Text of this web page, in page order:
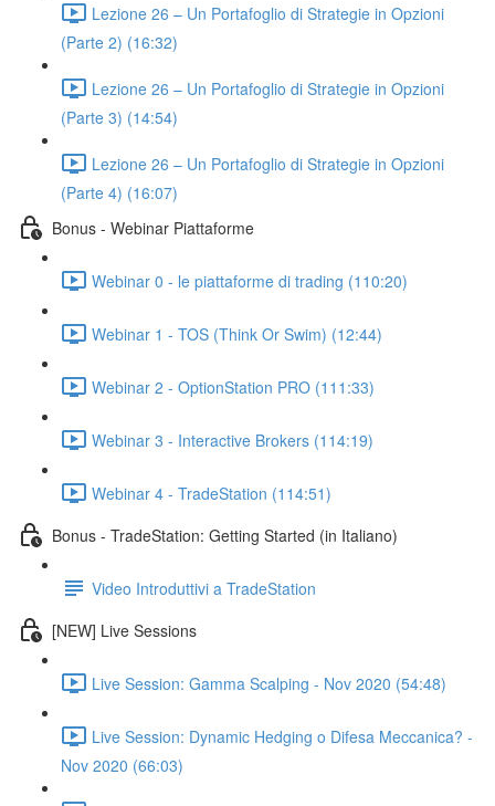
Lezione 26 – Un Portafoglio di Strategie in Opzioni
(Parte 2) (16:32)
Lezione 26 – Un Portafoglio di Strategie in Opzioni
(Parte 3) (14:54)
Lezione 26 – Un Portafoglio di Strategie in Opzioni
(Parte 4) (16:07)
Bonus - Webinar Piattaforme
Webinar 0 - le piattaforme di trading (110:20)
Webinar 1 - TOS (Think Or Swim) (12:44)
Webinar 2 - OptionStation PRO (111:33)
Webinar 3 - Interactive Brokers (114:19)
Webinar 4 - TradeStation (114:51)
Bonus - TradeStation: Getting Started (in Italiano)
Video Introduttivi a TradeStation
[NEW] Live Sessions
Live Session: Gamma Scalping - Nov 2020 (54:48)
Live Session: Dynamic Hedging o Difesa Meccanica? -
Nov 2020 (66:03)